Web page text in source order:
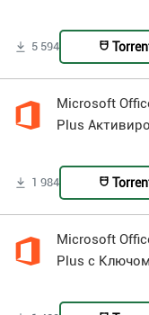
5 594
Microsoft
Plus
1 984
Microsoft
Plus с